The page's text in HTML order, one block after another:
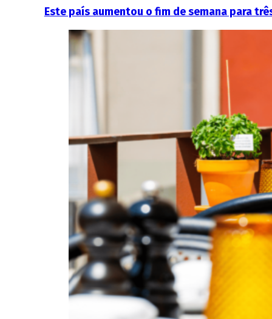
Este país aumentou o fim de semana para